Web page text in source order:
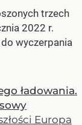
trzech
2022 r.
wyczerpania
ładowania.
Europa